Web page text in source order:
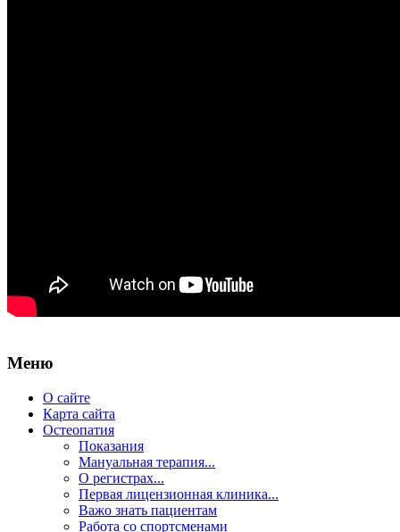
Меню
О сайте
Карта сайта
Остеопатия
Показания
Мануальная терапия...
О регистрах...
Первая лицензионная клиника...
Важо знать пациентам
Работа со спортсменами